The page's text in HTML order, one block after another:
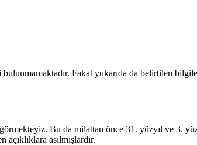
Fakat yukarıda da belirtilen
Bu da milattan önce 31. yüzyıl ve 3.
asılmışlardır.